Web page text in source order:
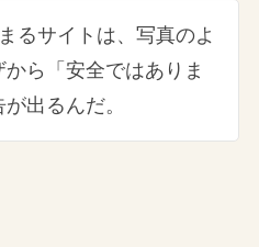
るサイトは、写真のよ
から「安全ではありま
出るんだ。